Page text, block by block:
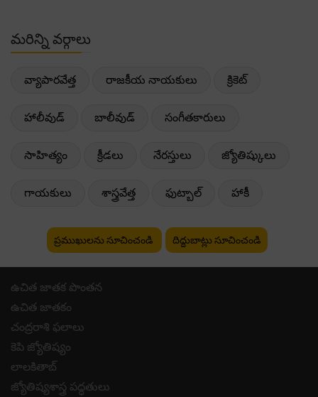
మరిన్ని వర్గాలు
వ్యాపారవేత్త రాజకీయ నాయకులు క్రికెట్
హాలీవుడ్ బాలీవుడ్ సంగీతకారులు
సాహిత్యం క్రీడలు నేరస్తులు జ్యోతిష్కులు
గాయకులు శాస్త్రవేత్త ఫుట్బాల్ హాకీ
ప్రముఖులను సూచించండి దిద్దుబాట్లు సూచించండి
ఉచిత జాతక పొంతన
ఉచిత జాతకం
చంద్రరాశి ఫలాలు
కెపి జ్యోతిష్యం
లాలకితాబ్
జ్యోతిష్యశాస్త్ర పద్ధతులు